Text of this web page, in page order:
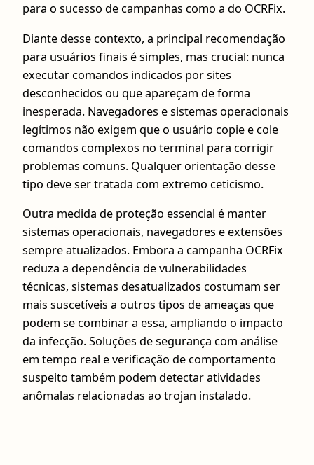
para o sucesso de campanhas como a do OCRFix.
Diante desse contexto, a principal recomendação
para usuários finais é simples, mas crucial: nunca
executar comandos indicados por sites
desconhecidos ou que apareçam de forma
inesperada. Navegadores e sistemas operacionais
legítimos não exigem que o usuário copie e cole
comandos complexos no terminal para corrigir
problemas comuns. Qualquer orientação desse
tipo deve ser tratada com extremo ceticismo.
Outra medida de proteção essencial é manter
sistemas operacionais, navegadores e extensões
sempre atualizados. Embora a campanha OCRFix
reduza a dependência de vulnerabilidades
técnicas, sistemas desatualizados costumam ser
mais suscetíveis a outros tipos de ameaças que
podem se combinar a essa, ampliando o impacto
da infecção. Soluções de segurança com análise
em tempo real e verificação de comportamento
suspeito também podem detectar atividades
anômalas relacionadas ao trojan instalado.